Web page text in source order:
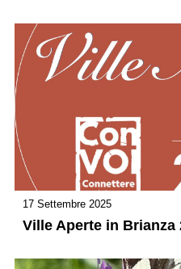
17 Settembre 2025
Ville Aperte in Brianza